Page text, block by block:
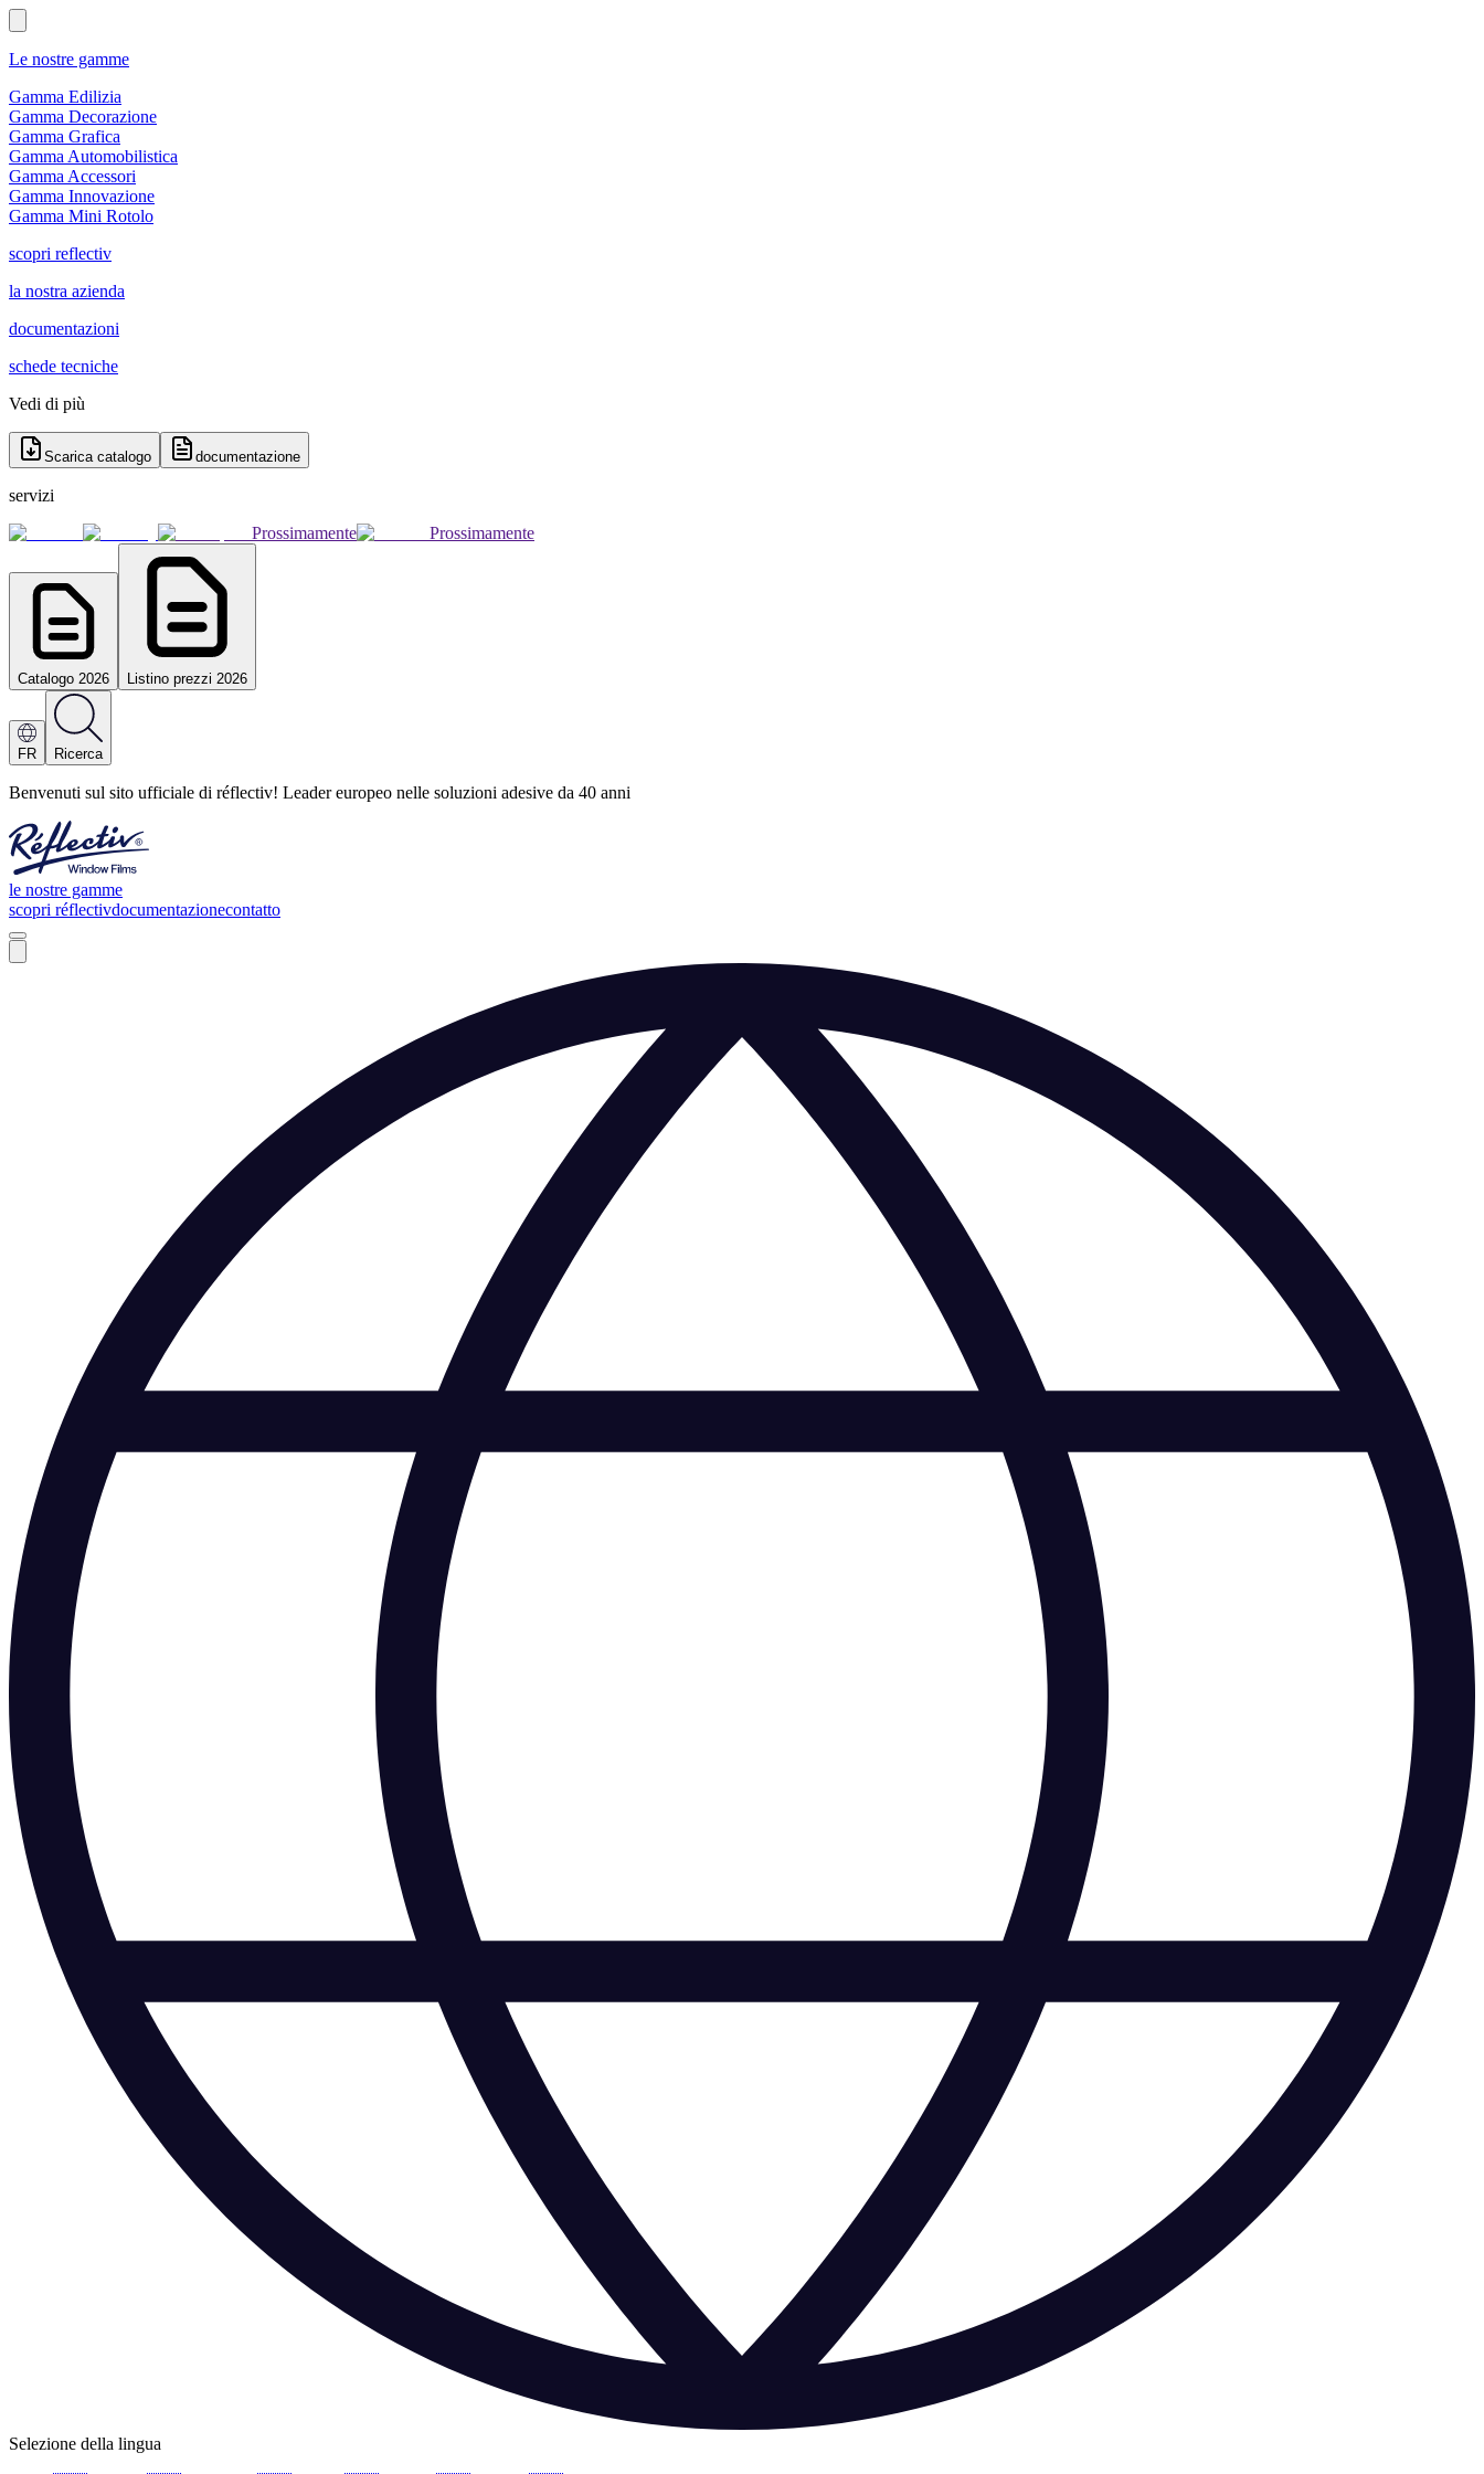
Le nostre gamme
Gamma Edilizia
Gamma Decorazione
Gamma Grafica
Gamma Automobilistica
Gamma Accessori
Gamma Innovazione
Gamma Mini Rotolo
scopri reflectiv
la nostra azienda
documentazioni
schede tecniche
Vedi di più
Scarica catalogo documentazione
servizi
Prossimamente
Prossimamente
Catalogo 2026 Listino prezzi 2026
FR Ricerca
Benvenuti sul sito ufficiale di réflectiv! Leader europeo nelle soluzioni adesive da 40 anni
le nostre gamme
scopri réflectivdocumentazionecontatto
Selezione della lingua